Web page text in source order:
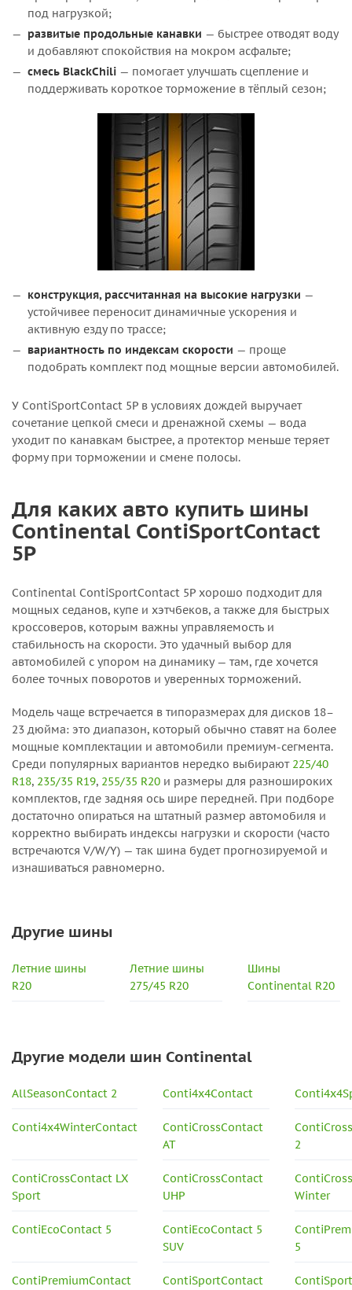
под нагрузкой;
развитые продольные канавки — быстрее отводят воду
и добавляют спокойствия на мокром асфальте;
смесь BlackChili — помогает улучшать сцепление и
поддерживать короткое торможение в тёплый сезон;
конструкция, рассчитанная на высокие нагрузки —
устойчивее переносит динамичные ускорения и
активную езду по трассе;
вариантность по индексам скорости — проще
подобрать комплект под мощные версии автомобилей.
У ContiSportContact 5P в условиях дождей выручает
сочетание цепкой смеси и дренажной схемы — вода
уходит по канавкам быстрее, а протектор меньше теряет
форму при торможении и смене полосы.
Для каких авто купить шины
Continental ContiSportContact
5P
Continental ContiSportContact 5P хорошо подходит для
мощных седанов, купе и хэтчбеков, а также для быстрых
кроссоверов, которым важны управляемость и
стабильность на скорости. Это удачный выбор для
автомобилей с упором на динамику — там, где хочется
более точных поворотов и уверенных торможений.
Модель чаще встречается в типоразмерах для дисков 18–
23 дюйма: это диапазон, который обычно ставят на более
мощные комплектации и автомобили премиум-сегмента.
Среди популярных вариантов нередко выбирают 225/40
R18, 235/35 R19, 255/35 R20 и размеры для разношироких
комплектов, где задняя ось шире передней. При подборе
достаточно опираться на штатный размер автомобиля и
корректно выбирать индексы нагрузки и скорости (часто
встречаются V/W/Y) — так шина будет прогнозируемой и
изнашиваться равномерно.
Другие шины
Летние шины
R20
Летние шины
275/45 R20
Шины
Continental R20
Другие модели шин Continental
AllSeasonContact 2 Conti4x4Contact
Conti4x4WinterContact
ContiCrossContact
AT
2
ContiCrossContact LX
Sport
ContiCrossContact
UHP
Winter
ContiEcoContact 5
ContiEcoContact 5
SUV
5
ContiPremiumContact
ContiSportContact